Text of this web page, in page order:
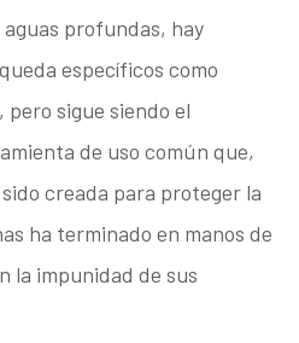
profundas, hay
específicos como
, pero sigue siendo el
de uso común que,
creada para proteger la
ha terminado en manos de
la impunidad de sus